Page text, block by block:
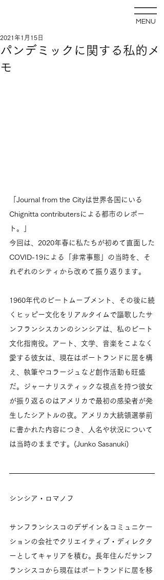
MENU
パンデミックに関する私的メ
モ
2021年1月15日
「Journal from the Cityは世界各国にいる
Chignitta contributersによる都市のレポー
ト。」
今回は、2020年春に私たちが初めて直面した
COVID-19による「非常事態」の当時を、そ
れぞれのシティから改めて振り返ります。
1960年代のビートムーブメント、その後に続
くヒッピー文化をリアルタイムで謳歌したサ
ンフランシスカンのシンシアは、私のビート
文化指南役。アート、文学、音楽をこよなく
愛する彼女は、現在はポートランドに居を構
え、執筆やコラージュなど創作活動も旺盛
だ。ジャーナリスティックな視点を持つ彼女
が振り返るのはアメリカで最初の感染者が発
生したシアトルの夜。アメリカ大統領選挙前
に書かれた内容につき、人名や状況について
は当時のままです。(Junko Sasanuki)
シンシア・ロマノフ
サンフランシスコのデザイン＆コミュニケー
ションの会社でクリエイティブ・ディレクタ
ーとしてキャリアを積む。長年住んだサンフ
ランシスコから現在はポートランドに居を移